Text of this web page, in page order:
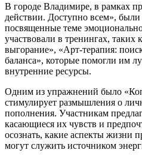
В городе Владимире, в рамках
действии. Доступно всем», были
посвященные теме
участвовали в тренингах, таких
выгорание», «Арт-терапия:
баланса», которые помогли им
внутренние ресурсы.
Одним из упражнений было
стимулирует размышления о
пополнения. Участникам
касающиеся их чувств и
осознать, какие аспекты жизни
могут служить источником